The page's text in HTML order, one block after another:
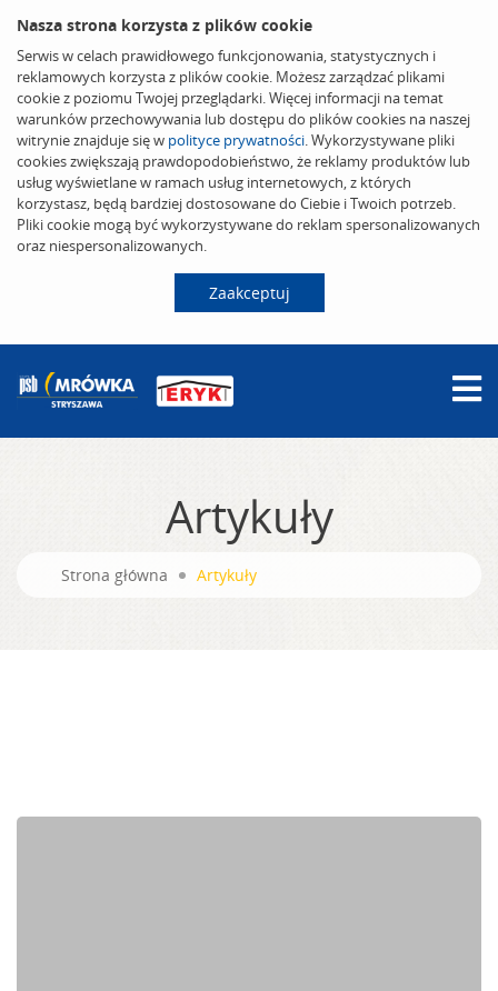
Nasza strona korzysta z plików cookie
Serwis w celach prawidłowego funkcjonowania, statystycznych i
reklamowych korzysta z plików cookie. Możesz zarządzać plikami
cookie z poziomu Twojej przeglądarki. Więcej informacji na temat
warunków przechowywania lub dostępu do plików cookies na naszej
witrynie znajduje się w polityce prywatności. Wykorzystywane pliki
cookies zwiększają prawdopodobieństwo, że reklamy produktów lub
usług wyświetlane w ramach usług internetowych, z których
korzystasz, będą bardziej dostosowane do Ciebie i Twoich potrzeb.
Pliki cookie mogą być wykorzystywane do reklam spersonalizowanych
oraz niespersonalizowanych.
Zaakceptuj
Artykuły
Strona główna Artykuły